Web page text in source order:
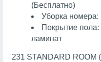
(Бесплатно)
Уборка номера:
Покрытие
ламинат
231 STANDARD ROOM